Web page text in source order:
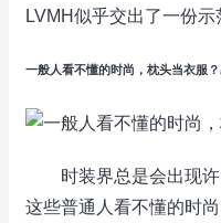
LVMH似乎交出了一份示
一般人看不懂的时尚，枕头当衣服
时装界总是会出现许
这些普通人看不懂的时